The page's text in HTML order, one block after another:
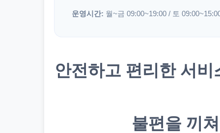
운영시간: 월~금 09:00~19:00 / 토
안전하고 편리한 서
불편을 끼